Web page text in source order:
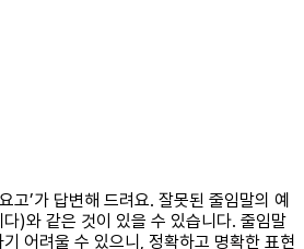
고’가 답변해 드려요. 잘못된 줄임말의 예
)와 같은 것이 있을 수 있습니다. 줄임말
어려울 수 있으니, 정확하고 명확한 표현